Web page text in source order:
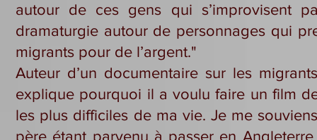
autour de ces gens qui s’improvisent
dramaturgie autour de personnages qui
migrants pour de l’argent."
Auteur d’un documentaire sur les
explique pourquoi il a voulu faire un film
les plus difficiles de ma vie. Je me
père étant parvenu à passer en